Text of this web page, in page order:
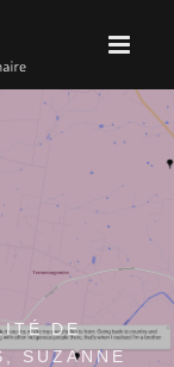
DE
SUZANNE